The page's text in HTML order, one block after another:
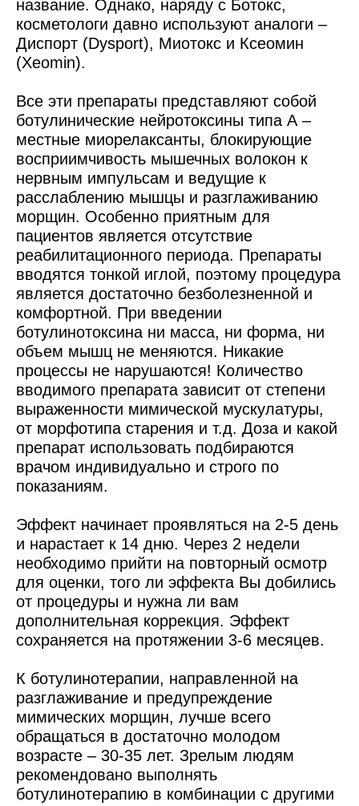
название. Однако, наряду с Ботокс,
косметологи давно используют аналоги –
Диспорт (Dysport), Миотокс и Ксеомин
(Xeomin).
Все эти препараты представляют собой
ботулинические нейротоксины типа А –
местные миорелаксанты, блокирующие
восприимчивость мышечных волокон к
нервным импульсам и ведущие к
расслаблению мышцы и разглаживанию
морщин. Особенно приятным для
пациентов является отсутствие
реабилитационного периода. Препараты
вводятся тонкой иглой, поэтому процедура
является достаточно безболезненной и
комфортной. При введении
ботулинотоксина ни масса, ни форма, ни
объем мышц не меняются. Никакие
процессы не нарушаются! Количество
вводимого препарата зависит от степени
выраженности мимической мускулатуры,
от морфотипа старения и т.д. Доза и какой
препарат использовать подбираются
врачом индивидуально и строго по
показаниям.
Эффект начинает проявляться на 2-5 день
и нарастает к 14 дню. Через 2 недели
необходимо прийти на повторный осмотр
для оценки, того ли эффекта Вы добились
от процедуры и нужна ли вам
дополнительная коррекция. Эффект
сохраняется на протяжении 3-6 месяцев.
К ботулинотерапии, направленной на
разглаживание и предупреждение
мимических морщин, лучше всего
обращаться в достаточно молодом
возрасте – 30-35 лет. Зрелым людям
рекомендовано выполнять
ботулинотерапию в комбинации с другими